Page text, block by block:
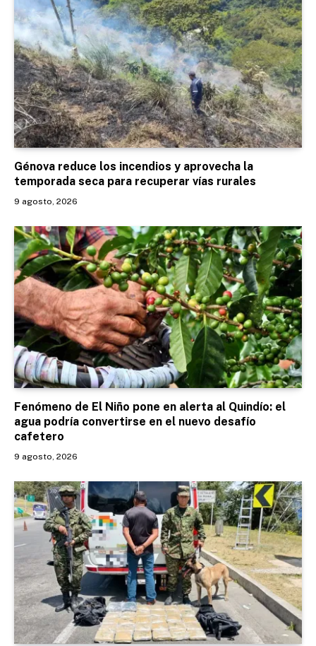
Génova reduce los incendios y aprovecha la
temporada seca para recuperar vías rurales
9 agosto, 2026
Fenómeno de El Niño pone en alerta al Quindío: el
agua podría convertirse en el nuevo desafío
cafetero
9 agosto, 2026